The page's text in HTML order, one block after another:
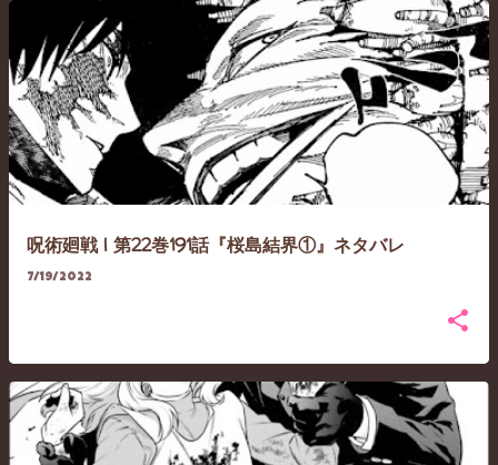
呪術廻戦 | 第22巻191話『桜島結界①』ネタバレ
7/19/2022